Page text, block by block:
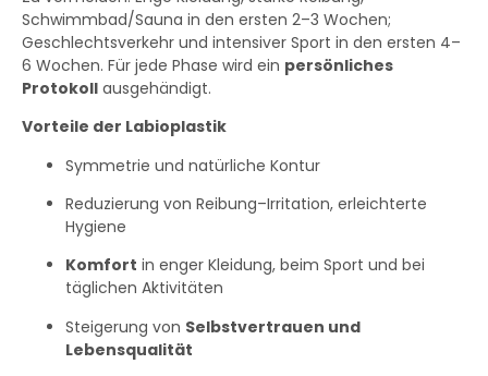
Schwimmbad/Sauna in den ersten 2–3 Wochen;
Geschlechtsverkehr und intensiver Sport in den ersten 4–
6 Wochen. Für jede Phase wird ein persönliches
Protokoll ausgehändigt.
Vorteile der Labioplastik
Symmetrie und natürliche Kontur
Reduzierung von Reibung–Irritation, erleichterte
Hygiene
Komfort in enger Kleidung, beim Sport und bei
täglichen Aktivitäten
Steigerung von Selbstvertrauen und
Lebensqualität